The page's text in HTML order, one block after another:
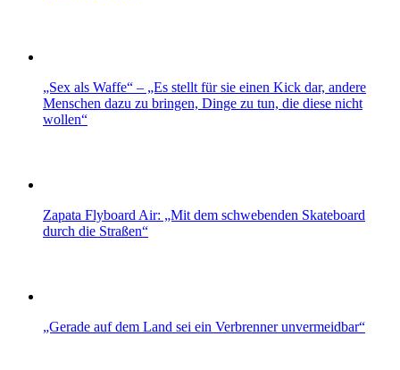
„Sex als Waffe“ – „Es stellt für sie einen Kick dar, andere
Menschen dazu zu bringen, Dinge zu tun, die diese nicht
wollen“
Zapata Flyboard Air: „Mit dem schwebenden Skateboard
durch die Straßen“
„Gerade auf dem Land sei ein Verbrenner unvermeidbar“